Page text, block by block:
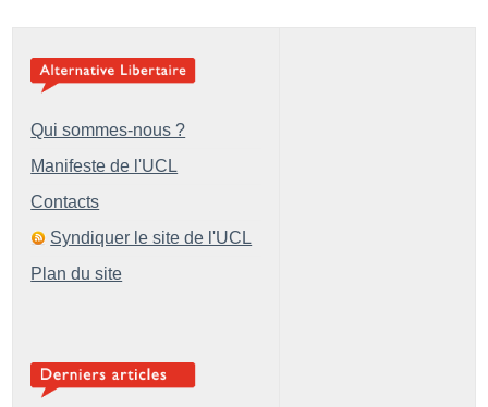
Qui sommes-nous ?
Manifeste de l'UCL
Contacts
Syndiquer le site de l'UCL
Plan du site